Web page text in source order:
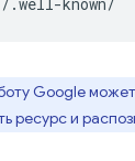
Google
ресурс и